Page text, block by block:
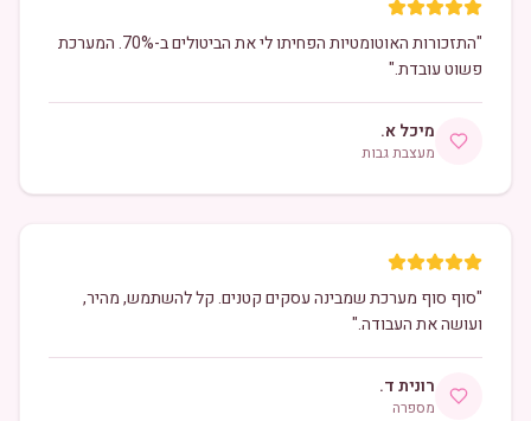
"
התזכורות האוטומטיות הפחיתו לי את הביטולים ב-70%. המערכת
פשוט עובדת."
מיכל א.
מעצבת גבות
"סוף סוף מערכת שמבינה עסקים קטנים. קל להשתמש, מהיר,
ועושה את העבודה."
רונית ד.
מספרה